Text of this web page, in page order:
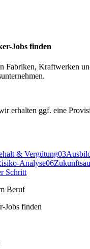
Jobs finden
Fabriken, Kraftwerken
erhalten ggf. eine
& Vergütung03
Analyse06
Schritt
Beruf
Jobs finden